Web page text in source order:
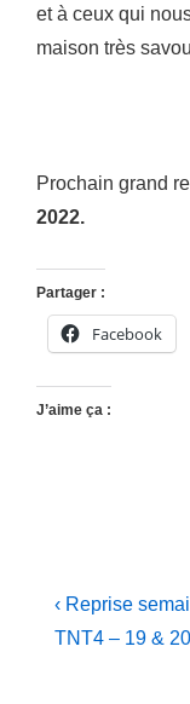
et à ceux qui
maison très
Prochain grand
2022.
Partager :
Facebook
J’aime ça :
de
Previous
Post
‹ Reprise
TNT4 – 19 &